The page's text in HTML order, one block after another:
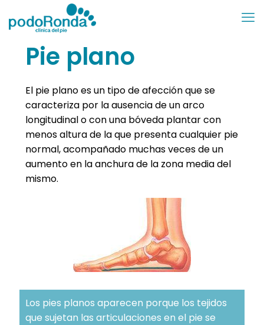
Pie plano
El pie plano es un tipo de afección que se
caracteriza por la ausencia de un arco
longitudinal o con una bóveda plantar con
menos altura de la que presenta cualquier pie
normal, acompañado muchas veces de un
aumento en la anchura de la zona media del
mismo.
Los pies planos aparecen porque los tejidos
que sujetan las articulaciones en el pie se